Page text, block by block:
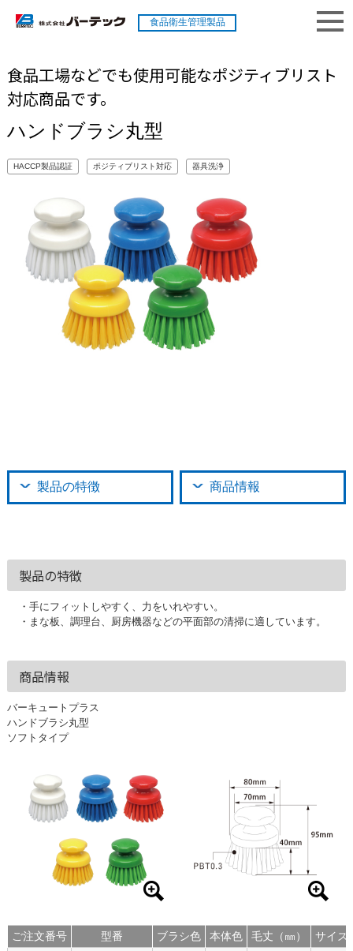
食品衛生管理製品
食品工場などでも使用可能なポジティブリスト
対応商品です。
ハンドブラシ丸型
HACCP製品認証 ポジティブリスト対応 器具洗浄
製品の特徴 商品情報
製品の特徴
・手にフィットしやすく、力をいれやすい。
・まな板、調理台、厨房機器などの平面部の清掃に適しています。
商品情報
バーキュートプラス
ハンドブラシ丸型
ソフトタイプ
ご注文番号 型番 ブラシ色
本体色
毛丈（㎜） サイズ